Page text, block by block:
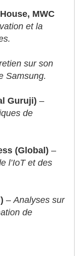
MWC
et la
sur son
Samsung.
Guruji) –
de
(Global) –
l’IoT et des
–Analyses sur
de